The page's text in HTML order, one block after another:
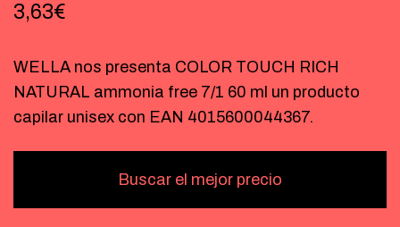
3,63€
WELLA nos presenta COLOR TOUCH RICH
NATURAL ammonia free 7/1 60 ml un producto
capilar unisex con EAN 4015600044367.
Buscar el mejor precio